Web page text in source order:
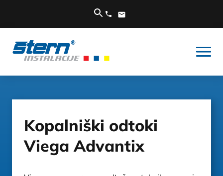
Kopalniški odtoki
Viega Advantix